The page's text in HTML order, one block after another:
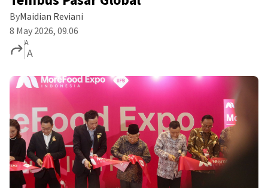
ByMaidian Reviani
8 May 2026, 09.06
A
A